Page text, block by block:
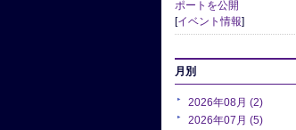
ポートを公開
[イベント情報]
月別
2026年08月 (2)
2026年07月 (5)